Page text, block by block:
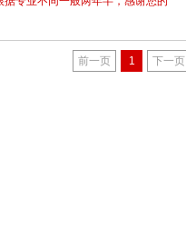
前一页 1 下一页